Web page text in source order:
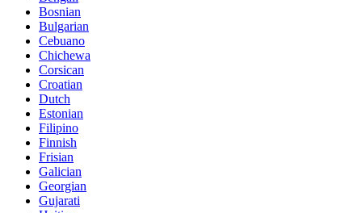
Bosnian
Bulgarian
Cebuano
Chichewa
Corsican
Croatian
Dutch
Estonian
Filipino
Finnish
Frisian
Galician
Georgian
Gujarati